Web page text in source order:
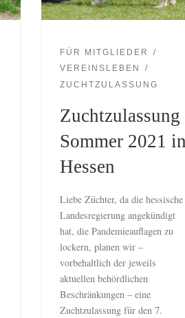
FÜR MITGLIEDER
VEREINSLEBEN
ZUCHTZULASSUNG
Zuchtzulassung
Sommer 2021 in
Hessen
Liebe Züchter, da die hessische
Landesregierung angekündigt
hat, die Pandemieauflagen zu
lockern, planen wir –
vorbehaltlich der jeweils
aktuellen behördlichen
Beschränkungen – eine
Zuchtzulassung für den 7.